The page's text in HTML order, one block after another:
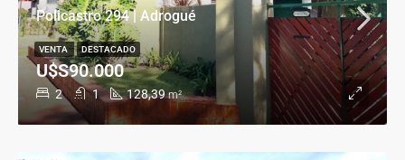
Policastro 294 | Adrogué
2 1 128,39 m²
U$S90.000
VENTA DESTACADO